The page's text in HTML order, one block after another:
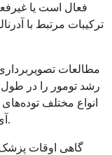
فعال است یا
ترکیبات مرتبط با
مطالعات
رشد تومور را در
انواع مختلف
آی تصاویر دقیقی از ساختار تومور ارائه می‌دهد.
گاهی اوقات